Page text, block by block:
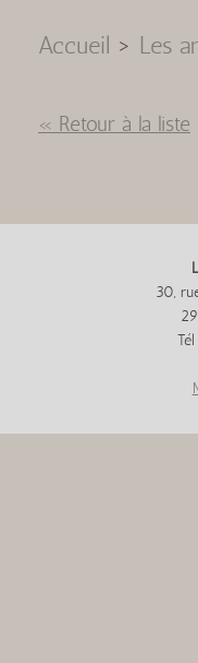
Accueil > Les
« Retour à la liste
30,